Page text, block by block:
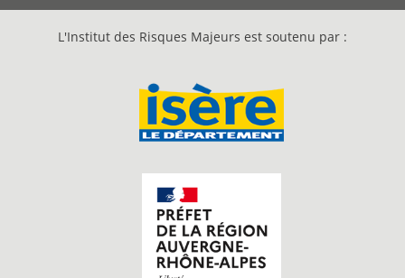
L'Institut des Risques Majeurs est soutenu par :